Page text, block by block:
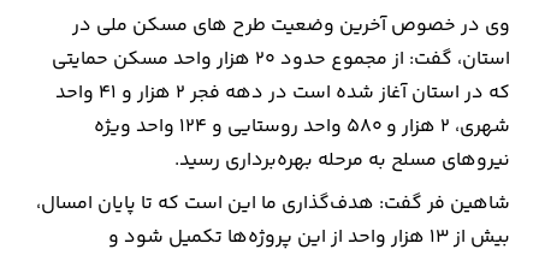
وی در خصوص آخرین وضعیت طرح های مسکن ملی در
استان، ‌گفت: از مجموع حدود ۲۰ هزار واحد مسکن حمایتی
که در استان آغاز شده است در دهه فجر ۲ هزار و ۴۱ واحد
شهری، ۲ هزار و ۵۸۰ واحد روستایی و ۱۲۴ واحد ویژه
نیروهای مسلح به مرحله بهره‌برداری رسید.
شاهین فر گفت: هدف‌گذاری ما این است که تا پایان امسال،
بیش از ۱۳ هزار واحد از این پروژه‌ها تکمیل شود و